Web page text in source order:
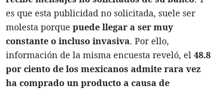
es que esta publicidad no solicitada, suele ser
molesta porque puede llegar a ser muy
constante o incluso invasiva. Por ello,
información de la misma encuesta reveló, el 48.8
por ciento de los mexicanos admite rara vez
ha comprado un producto a causa de